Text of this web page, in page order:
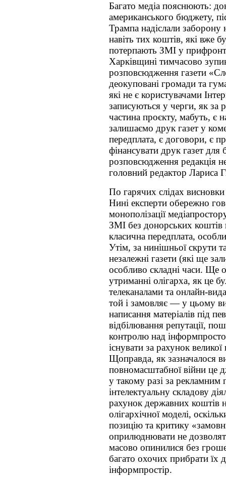
Багато медіа пояснюють:
американського бюджету,
Трампа надіслали
навіть тих коштів, які вже
потерпають ЗМІ у
Харківщині тимчасово
розповсюдження газети
деокуповані громади та
які не є користувачами
записуються у черги, як за
частина проєкту, мабуть,
залишаємо друк газет у
передплата, є договори, є
фінансувати друк газет для
розповсюдження редакція
головний редактор Лариса
По гарячих слідах
Нині експерти обережно
монополізації
ЗМІ без донорських коштів
класична передплата,
Утім, за нинішньої скрути
незалежні газети (які ще
особливо складні часи.
утриманні олігарха, як це
телеканалами та онлайн-
той і замовляє — у цьому
написання матеріалів під
відбілювання репутації,
контролю над
існувати за рахунок великої
Щоправда, як зазначалося
повномасштабної війни це
у такому разі за рекламним
інтелектуальну складову
рахунок державних коштів
олігархічної моделі,
позицію та критику
оприлюднювати не
масово опинилися без
багато охочих прибрати їх
інформпростір.